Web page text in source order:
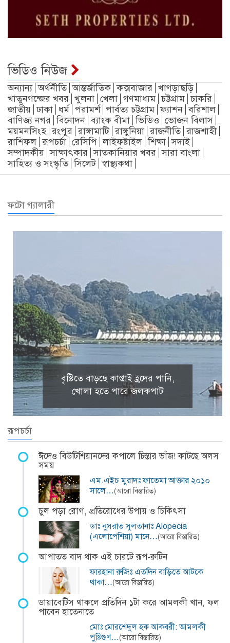
ভিডিও নিউজ
অন্যান্য অর্থনীতি আন্তর্জাতিক কক্সবাজার খাগড়াছড়ি
খাতুনগন্জের খবর খুলনা খেলা গণমাধ্যম চট্টগ্রাম চাকরি
জাতীয় ঢাকা ধর্ম পরামর্শ পার্বত্য চট্টগ্রাম ফ্যাশন বরিশাল
বাণিজ্য নগর বিনোদন ব্যাংক বীমা ভিডিও ভোজন বিলাস
ময়মনসিংহ রংপুর রাঙ্গামাটি রাঙ্গুনিয়া রাজনীতি রাজশাহী
রাশিফল রূপচর্চা রেসিপি লাইফষ্টাইল শিক্ষা সদাই
সম্পাদকীয় সাক্ষাৎকার সাতকানিয়ার খবর সারা বাংলা
সাহিত্য ও সংস্কৃতি সিলেট স্বাস্থ্যকথা
ফটো গ্যালারী
বৃষ্টিতে বাড়ছে কাপ্তাই হ্রদের পানি,
খোলা হতে পারে জলকপাট
রূপচর্চা
ঈদেও বিউটিশিয়ানদের কপালে চিন্তার ভাঁজ! কাটছে অলস
সময়
এম.এইচ মুরাদঃ ফাতেমা আক্তার ২০১০
সালে…(আরো বিস্তারিত)
চুল পড়া রোগ, প্রতিরোধের উপায় ও চিকিৎসা
ডাঃ নুসরাত সুলতানাঃ Alopecia
(এলোপেশিয়া) মানে…(আরো বিস্তারিত)
আপাতত বাদ থাক এই চারটে রূপ-রুটিন
ফারহানা রুজিঃ এতদিন বাড়িতে আটকে
থাকা…(আরো বিস্তারিত)
ডায়াবেটিস থাকলে প্রতিদিন ১টা করে আমলকী খান, ফল
পাবেন হাতেনাতে
মোঃ মোরশেদুল হক আকবরী: আমলকী
পুষ্টিগুণ…(আরো বিস্তারিত)